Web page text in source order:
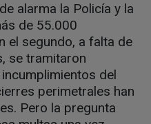
alarma la Policía y la
de 55.000
el segundo, a falta de
se tramitaron
del
perimetrales han
Pero la pregunta